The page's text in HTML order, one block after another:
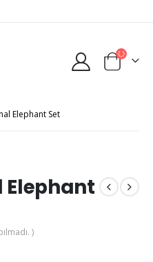
Elephant Set
)